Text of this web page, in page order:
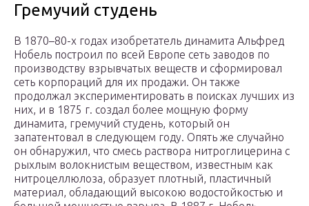
Гремучий студень
В 1870–80-х годах изобретатель динамита Альфред
Нобель построил по всей Европе сеть заводов по
производству взрывчатых веществ и сформировал
сеть корпораций для их продажи. Он также
продолжал экспериментировать в поисках лучших из
них, и в 1875 г. создал более мощную форму
динамита, гремучий студень, который он
запатентовал в следующем году. Опять же случайно
он обнаружил, что смесь раствора нитроглицерина с
рыхлым волокнистым веществом, известным как
нитроцеллюлоза, образует плотный, пластичный
материал, обладающий высокою водостойкостью и